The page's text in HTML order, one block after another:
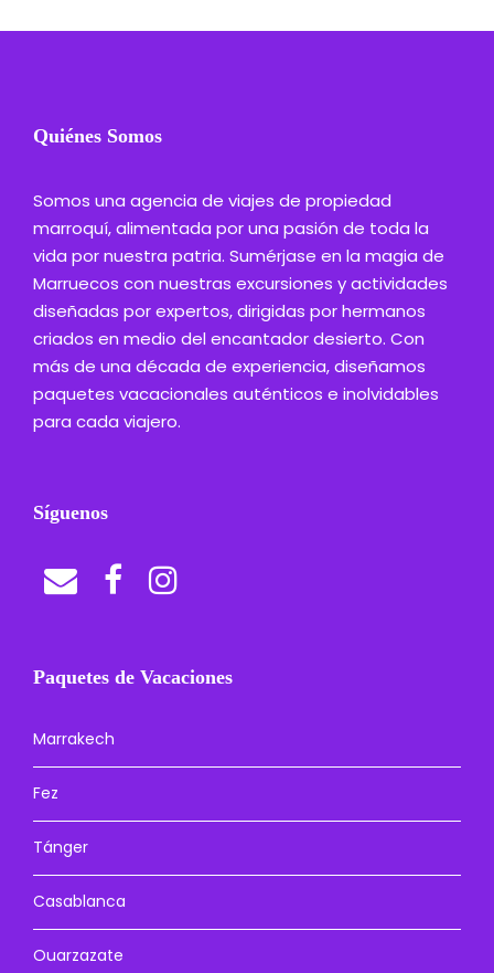
Quiénes Somos
Somos una agencia de viajes de propiedad
marroquí, alimentada por una pasión de toda la
vida por nuestra patria. Sumérjase en la magia de
Marruecos con nuestras excursiones y actividades
diseñadas por expertos, dirigidas por hermanos
criados en medio del encantador desierto. Con
más de una década de experiencia, diseñamos
paquetes vacacionales auténticos e inolvidables
para cada viajero.
Síguenos
Paquetes de Vacaciones
Marrakech
Fez
Tánger
Casablanca
Ouarzazate